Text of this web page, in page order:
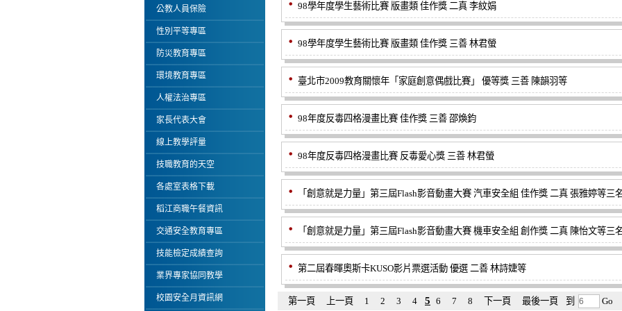
公教人員保險
性別平等專區
防災教育專區
環境教育專區
人權法治專區
家長代表大會
線上教學評量
技職教育的天空
各處室表格下載
稻江商職午餐資訊
交通安全教育專區
技能檢定成績查詢
業界專家協同教學
校園安全月資訊網
98學年度學生藝術比賽 版畫類 佳作獎 二真 李紋娟
98學年度學生藝術比賽 版畫類 佳作獎 三善 林君螢
臺北市2009教育關懷年「家庭創意偶戲比賽」 優等獎 三善 陳韻羽等
98年度反毒四格漫畫比賽 佳作獎 三善 邵煥鈞
98年度反毒四格漫畫比賽 反毒愛心獎 三善 林君螢
「創意就是力量」第三屆Flash影音動畫大賽 汽車安全組 佳作獎 二真 張雅婷等三
「創意就是力量」第三屆Flash影音動畫大賽 機車安全組 創作獎 二真 陳怡文等三
第二屆春暉奧斯卡KUSO影片票選活動 優選 二善 林詩婕等
第一頁 上一頁 1 2 3 4 5 6 7 8 下一頁 最後一頁 到 Go